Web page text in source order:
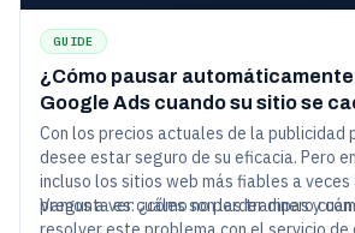
GUIDE
¿Cómo pausar automáticamente
Google Ads cuando su sitio se
Con los precios actuales de la publicidad
desee estar seguro de su eficacia. Pero
incluso los sitios web más fiables a
pregunta es: ¿cómo no perder dinero
Vamos a ver cuáles son las trampas y